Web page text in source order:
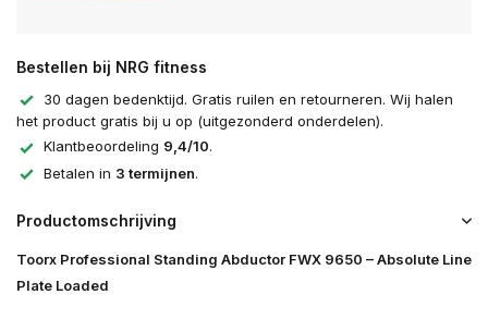
Bestellen bij NRG fitness
30 dagen bedenktijd. Gratis ruilen en retourneren. Wij halen
het product gratis bij u op (uitgezonderd onderdelen).
Klantbeoordeling 9,4/10.
Betalen in 3 termijnen.
Productomschrijving
Toorx Professional Standing Abductor FWX 9650 – Absolute Line
Plate Loaded